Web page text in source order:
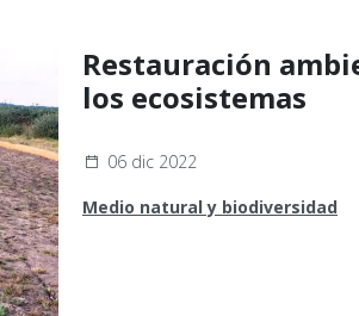
Restauración
los ecosistemas
06 dic 2022
Medio natural y biodiversidad